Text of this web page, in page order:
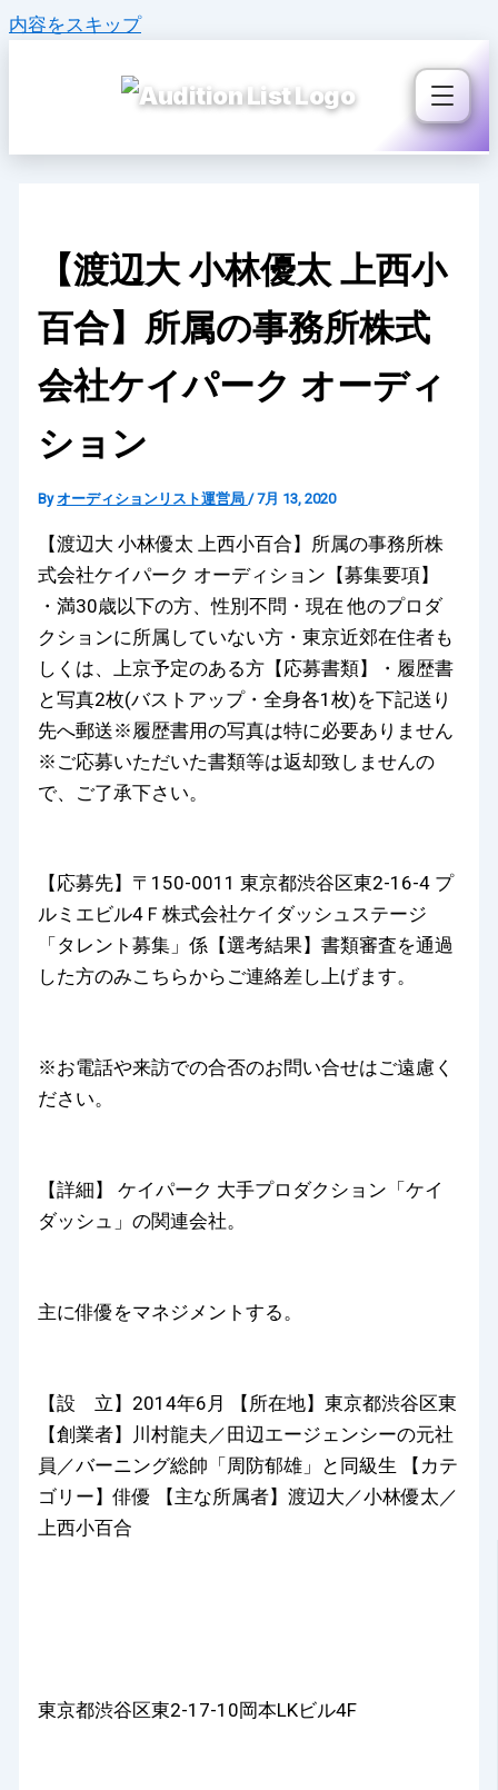
内容をスキップ
【渡辺大 小林優太 上西小
百合】所属の事務所株式
会社ケイパーク オーディ
ション
Byオーディションリスト運営局 /7月 13, 2020
【渡辺大 小林優太 上西小百合】所属の事務所株
式会社ケイパーク オーディション【募集要項】
・満30歳以下の方、性別不問・現在 他のプロダ
クションに所属していない方・東京近郊在住者も
しくは、上京予定のある方【応募書類】・履歴書
と写真2枚(バストアップ・全身各1枚)を下記送り
先へ郵送※履歴書用の写真は特に必要ありません
※ご応募いただいた書類等は返却致しませんの
で、ご了承下さい。
【応募先】〒150-0011 東京都渋谷区東2-16-4 プ
ルミエビル4Ｆ株式会社ケイダッシュステージ
「タレント募集」係【選考結果】書類審査を通過
した方のみこちらからご連絡差し上げます。
※お電話や来訪での合否のお問い合せはご遠慮く
ださい。
【詳細】 ケイパーク 大手プロダクション「ケイ
ダッシュ」の関連会社。
主に俳優をマネジメントする。
【設 立】2014年6月 【所在地】東京都渋谷区東
【創業者】川村龍夫／田辺エージェンシーの元社
員／バーニング総帥「周防郁雄」と同級生 【カテ
ゴリー】俳優 【主な所属者】渡辺大／小林優太／
上西小百合
東京都渋谷区東2-17-10岡本LKビル4F